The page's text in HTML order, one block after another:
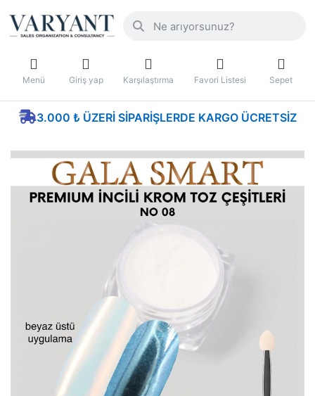
Menü Giriş yap Karşılaştırma Favori Listesi Sepet
3.000 ₺ ÜZERI SIPARIŞLERDE KARGO ÜCRETSIZ